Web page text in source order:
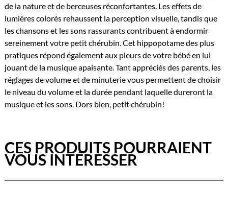
de la nature et de berceuses réconfortantes. Les effets de
lumières colorés rehaussent la perception visuelle, tandis que
les chansons et les sons rassurants contribuent à endormir
sereinement votre petit chérubin. Cet hippopotame des plus
pratiques répond également aux pleurs de votre bébé en lui
jouant de la musique apaisante. Tant appréciés des parents, les
réglages de volume et de minuterie vous permettent de choisir
le niveau du volume et la durée pendant laquelle dureront la
musique et les sons. Dors bien, petit chérubin!
CES PRODUITS POURRAIENT
VOUS INTÉRESSER